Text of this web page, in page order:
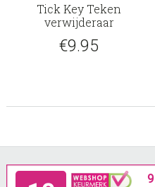
Tick Key Teken
verwijderaar
€9.95
Footer